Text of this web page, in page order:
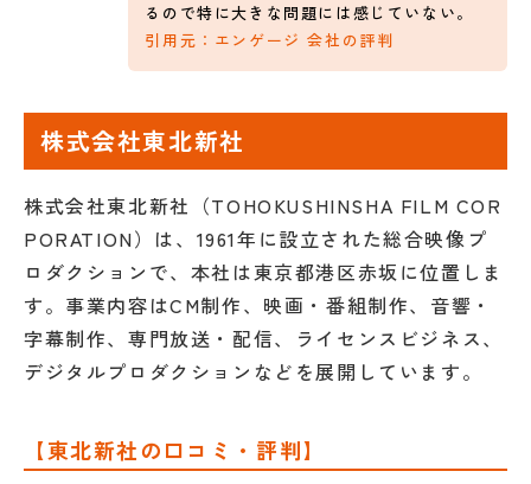
るので特に大きな問題には感じていない。
引用元：エンゲージ 会社の評判
株式会社東北新社
株式会社東北新社（TOHOKUSHINSHA FILM COR
PORATION）は、1961年に設立された総合映像プ
ロダクションで、本社は東京都港区赤坂に位置しま
す。事業内容はCM制作、映画・番組制作、音響・
字幕制作、専門放送・配信、ライセンスビジネス、
デジタルプロダクションなどを展開しています。
【東北新社の口コミ・評判】